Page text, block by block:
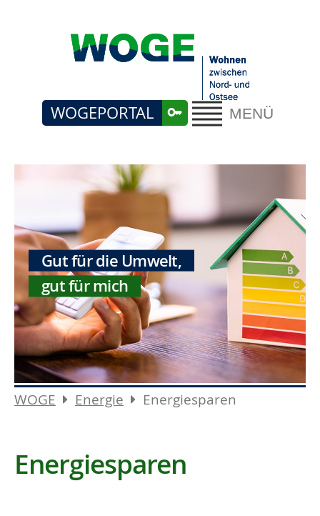
MENÜ
WOGEPORTAL
Gut für die Umwelt,
gut für mich
WOGE Energie Energiesparen
Energiesparen